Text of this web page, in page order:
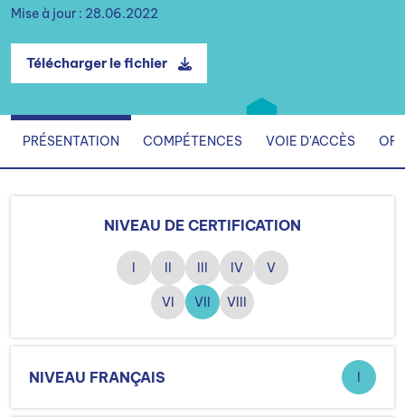
Mise à jour : 28.06.2022
Télécharger le fichier
PRÉSENTATION COMPÉTENCES VOIE D'ACCÈS
NIVEAU DE CERTIFICATION
I II III IV V
VI VII VIII
NIVEAU FRANÇAIS I